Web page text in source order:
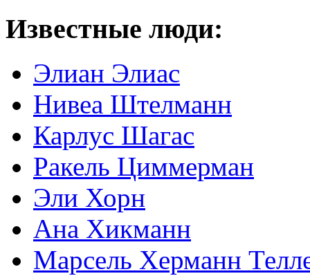
Известные люди:
Элиан Элиас
Нивеа Штелманн
Карлус Шагас
Ракель Циммерман
Эли Хорн
Ана Хикманн
Марсель Херманн